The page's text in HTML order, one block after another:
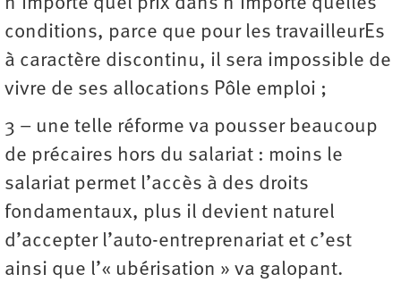
n’importe quel prix dans n’importe quelles
conditions, parce que pour les travailleurEs
à caractère discontinu, il sera impossible de
vivre de ses allocations Pôle emploi ;
3 – une telle réforme va pousser beaucoup
de précaires hors du salariat : moins le
salariat permet l’accès à des droits
fondamentaux, plus il devient naturel
d’accepter l’auto-entreprenariat et c’est
ainsi que l’« ubérisation » va galopant.